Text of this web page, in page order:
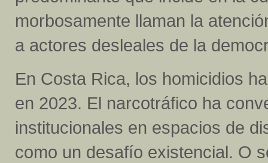
morbosamente llaman la
a actores desleales de la
En Costa Rica, los homicidios
en 2023. El narcotráfico ha
institucionales en espacios de
como un desafío existencial. O